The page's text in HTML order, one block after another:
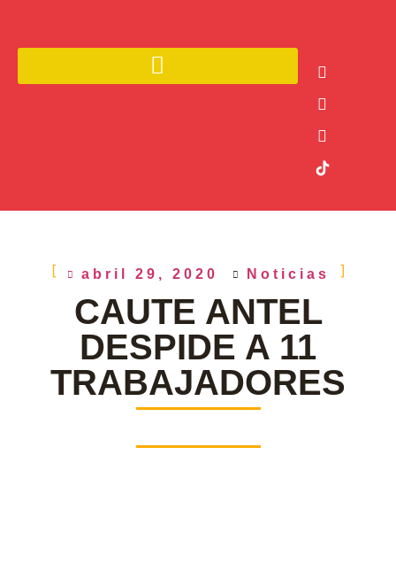
abril 29, 2020 Noticias
CAUTE ANTEL
DESPIDE A 11
TRABAJADORES